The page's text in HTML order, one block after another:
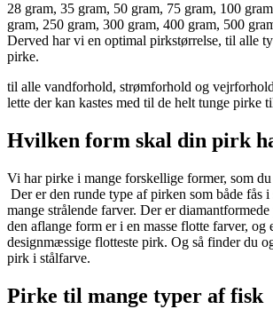
28 gram, 35 gram, 50 gram, 75 gram, 100
gram, 250 gram, 300 gram, 400 gram, 500
Derved har vi en optimal pirkstørrelse, til alle
pirke.
til alle vandforhold, strømforhold og
lette der kan kastes med til de helt tunge pirke
Hvilken form skal din pirk
Vi har pirke i mange forskellige former, som
Der er den runde type af pirken som både fås
mange strålende farver. Der er
den aflange form er i en masse flotte farver, og
designmæssige flotteste pirk. Og så finder du
pirk i stålfarve.
Pirke til mange typer af fisk